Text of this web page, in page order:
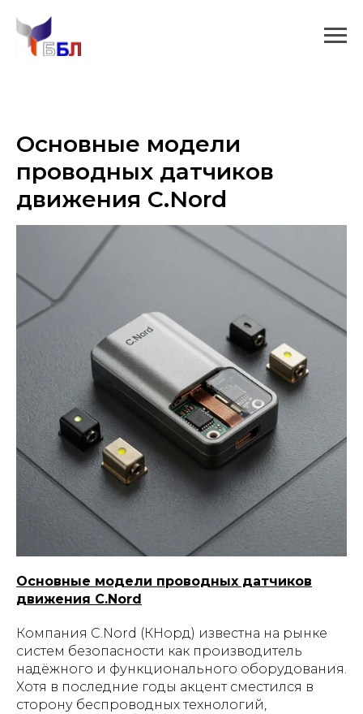
Основные модели
проводных датчиков
движения C.Nord
Основные модели проводных датчиков
движения C.Nord
Компания C.Nord (КНорд) известна на рынке
систем безопасности как производитель
надёжного и функционального оборудования.
Хотя в последние годы акцент сместился в
сторону беспроводных технологий,